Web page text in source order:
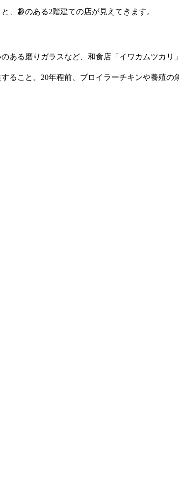
、趣のある2階建ての店が見えてきます。
ある磨りガラスなど、和食店「イワカムツカ
ること。20年程前、ブロイラーチキンや養殖